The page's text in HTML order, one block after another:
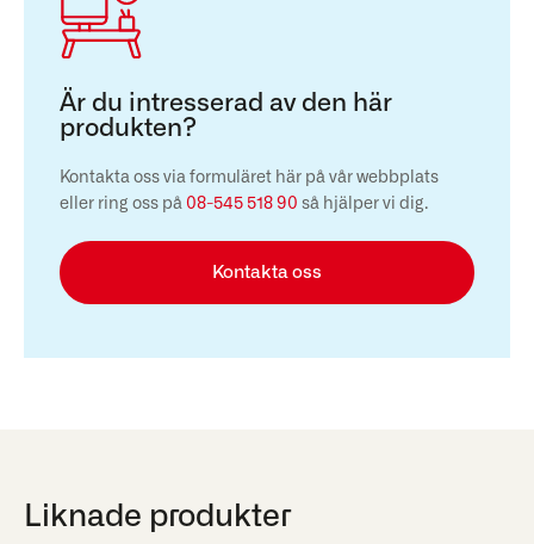
Är du intresserad av den här
produkten?
Kontakta oss via formuläret här på vår webbplats
eller ring oss på 08-545 518 90 så hjälper vi dig.
Kontakta oss
Liknade produkter